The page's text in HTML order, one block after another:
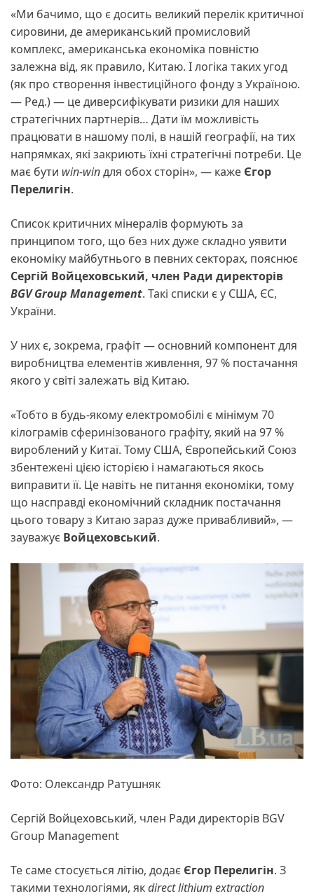
«Ми бачимо, що є досить великий перелік критичної
сировини, де американський промисловий
комплекс, американська економіка повністю
залежна від, як правило, Китаю. І логіка таких угод
(як про створення інвестиційного фонду з Україною.
— Ред.) — це диверсифікувати ризики для наших
стратегічних партнерів… Дати їм можливість
працювати в нашому полі, в нашій географії, на тих
напрямках, які закриють їхні стратегічні потреби. Це
має бути win-winдля обох сторін», — каже Єгор
Перелигін.
Список критичних мінералів формують за
принципом того, що без них дуже складно уявити
економіку майбутнього в певних секторах, пояснює
Сергій Войцеховський, член Ради директорів
BGV Group Management. Такі списки є у США, ЄС,
України.
У них є, зокрема, графіт — основний компонент для
виробництва елементів живлення, 97 % постачання
якого у світі залежать від Китаю.
«Тобто в будь-якому електромобілі є мінімум 70
кілограмів сферинізованого графіту, який на 97 %
вироблений у Китаї. Тому США, Європейський Союз
збентежені цією історією і намагаються якось
виправити її. Це навіть не питання економіки, тому
що насправді економічний складник постачання
цього товару з Китаю зараз дуже привабливий», —
зауважує Войцеховський.
Фото: Олександр Ратушняк
Сергій Войцеховський, член Ради директорів BGV
Group Management
Те саме стосується літію, додає Єгор Перелигін. З
такими технологіями, якdirect lithium extraction